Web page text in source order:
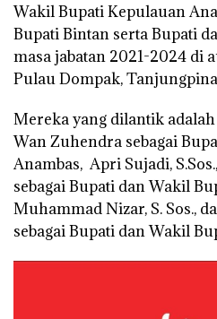
Wakil Bupati Kepulauan
Bupati Bintan serta Bupati
masa jabatan 2021-2024 di
Pulau Dompak,
Mereka yang dilantik
Wan Zuhendra sebagai
Anambas, Apri Sujadi,
sebagai Bupati dan Wakil
Muhammad Nizar, S. Sos.,
sebagai Bupati dan Wakil